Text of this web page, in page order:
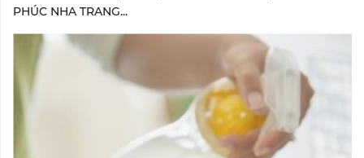
PHÚC NHA TRANG...